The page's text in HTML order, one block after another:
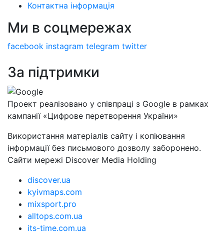
Контактна інформація
Ми в соцмережах
facebook instagram telegram twitter
За підтримки
Проект реалізовано у співпраці з Google в рамках
кампанії «Цифрове перетворення України»
Використання матеріалів сайту і копіювання
інформації без письмового дозволу заборонено.
Сайти мережі Discover Media Holding
discover.ua
kyivmaps.com
mixsport.pro
alltops.com.ua
its-time.com.ua